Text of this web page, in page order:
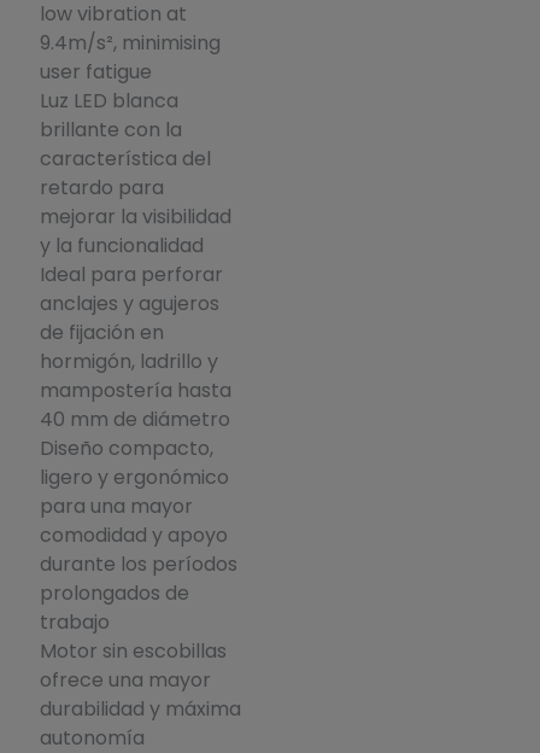
low vibration at
9.4m/s², minimising
user fatigue
Luz LED blanca
brillante con la
característica del
retardo para
mejorar la visibilidad
y la funcionalidad
Ideal para perforar
anclajes y agujeros
de fijación en
hormigón, ladrillo y
mampostería hasta
40 mm de diámetro
Diseño compacto,
ligero y ergonómico
para una mayor
comodidad y apoyo
durante los períodos
prolongados de
trabajo
Motor sin escobillas
ofrece una mayor
durabilidad y máxima
autonomía